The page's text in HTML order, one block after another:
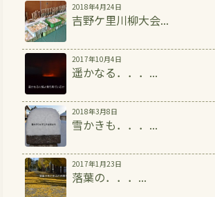
2018年4月24日
吉野ケ里川柳大会...
2017年10月4日
遥かなる．．．...
2018年3月8日
雪かきも．．．...
2017年1月23日
落葉の．．．...